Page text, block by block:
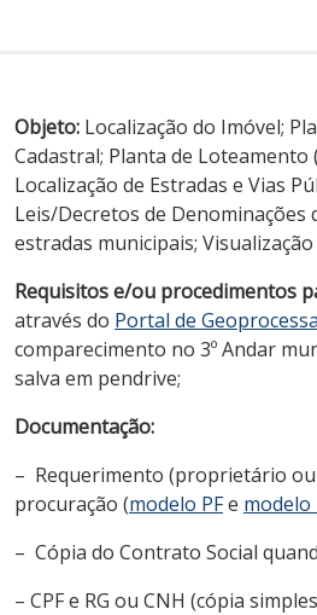
Objeto: Localização do Imóvel;
Cadastral; Planta de Loteamento
Localização de Estradas e Vias
Leis/Decretos de Denominações
estradas municipais;
Requisitos e/ou procedimentos
através do Portal de
comparecimento no 3º Andar
salva em pendrive;
Documentação:
– Requerimento (proprietário
procuração (modelo PFe modelo
– Cópia do Contrato Social
– CPF e RG ou CNH (cópia